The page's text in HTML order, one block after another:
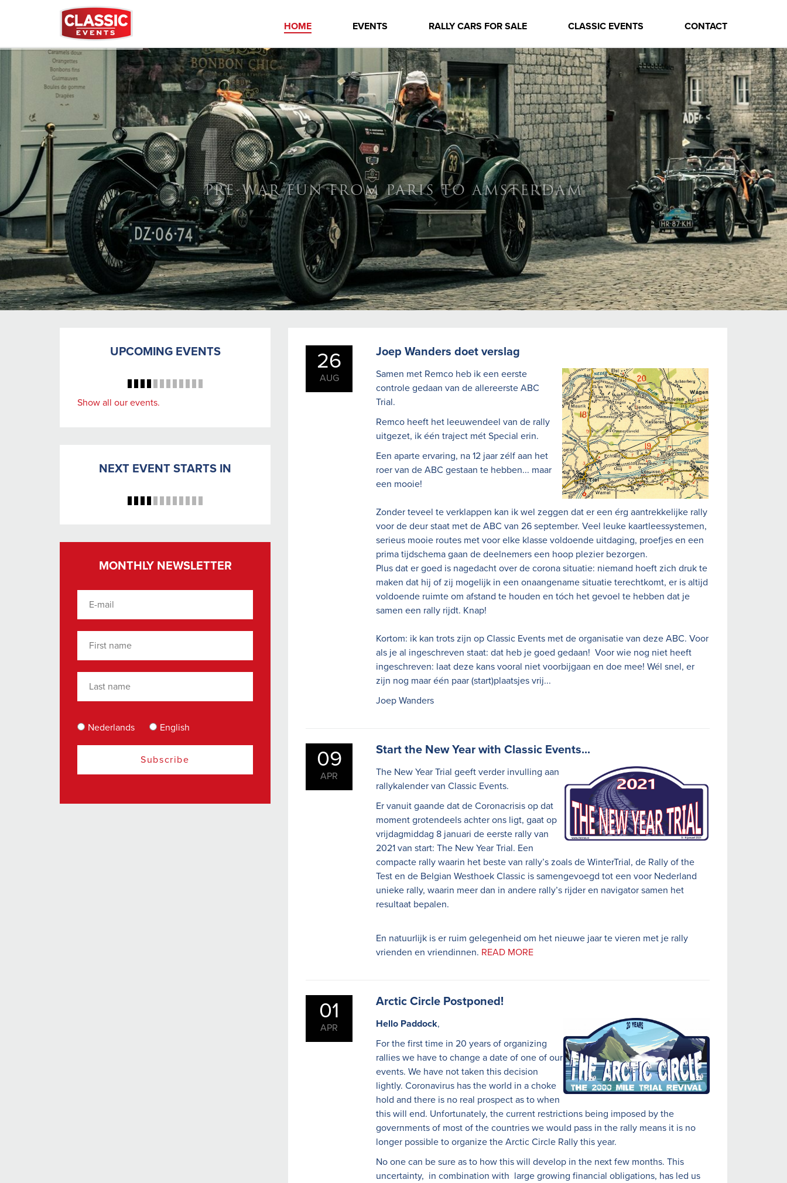
HOME EVENTS RALLY CARS FOR SALE CLASSIC EVENTS CONTACT
PRE-WAR FUN FROM PARIS TO AMSTERDAM
UPCOMING EVENTS
Show all our events.
NEXT EVENT STARTS IN
MONTHLY NEWSLETTER
Nederlands English
26
AUG
Joep Wanders doet verslag
Samen met Remco heb ik een eerste
controle gedaan van de allereerste ABC
Trial.
Remco heeft het leeuwendeel van de rally
uitgezet, ik één traject mét Special erin.
Een aparte ervaring, na 12 jaar zélf aan het
roer van de ABC gestaan te hebben... maar
een mooie!
Zonder teveel te verklappen kan ik wel zeggen dat er een érg aantrekkelijke rally
voor de deur staat met de ABC van 26 september. Veel leuke kaartleessystemen,
serieus mooie routes met voor elke klasse voldoende uitdaging, proefjes en een
prima tijdschema gaan de deelnemers een hoop plezier bezorgen.
Plus dat er goed is nagedacht over de corona situatie: niemand hoeft zich druk te
maken dat hij of zij mogelijk in een onaangename situatie terechtkomt, er is altijd
voldoende ruimte om afstand te houden en tóch het gevoel te hebben dat je
samen een rally rijdt. Knap!
Kortom: ik kan trots zijn op Classic Events met de organisatie van deze ABC. Voor
als je al ingeschreven staat: dat heb je goed gedaan! Voor wie nog niet heeft
ingeschreven: laat deze kans vooral niet voorbijgaan en doe mee! Wél snel, er
zijn nog maar één paar (start)plaatsjes vrij...
Joep Wanders
09
APR
Start the New Year with Classic Events...
The New Year Trial geeft verder invulling aan
rallykalender van Classic Events.
Er vanuit gaande dat de Coronacrisis op dat
moment grotendeels achter ons ligt, gaat op
vrijdagmiddag 8 januari de eerste rally van
2021 van start: The New Year Trial. Een
compacte rally waarin het beste van rally’s zoals de WinterTrial, de Rally of the
Test en de Belgian Westhoek Classic is samengevoegd tot een voor Nederland
unieke rally, waarin meer dan in andere rally’s rijder en navigator samen het
resultaat bepalen.
En natuurlijk is er ruim gelegenheid om het nieuwe jaar te vieren met je rally
vrienden en vriendinnen. READ MORE
01
APR
Arctic Circle Postponed!
Hello Paddock,
For the first time in 20 years of organizing
rallies we have to change a date of one of our
events. We have not taken this decision
lightly. Coronavirus has the world in a choke
hold and there is no real prospect as to when
this will end. Unfortunately, the current restrictions being imposed by the
governments of most of the countries we would pass in the rally means it is no
longer possible to organize the Arctic Circle Rally this year.
No one can be sure as to how this will develop in the next few months. This
uncertainty, in combination with large growing financial obligations, has led us